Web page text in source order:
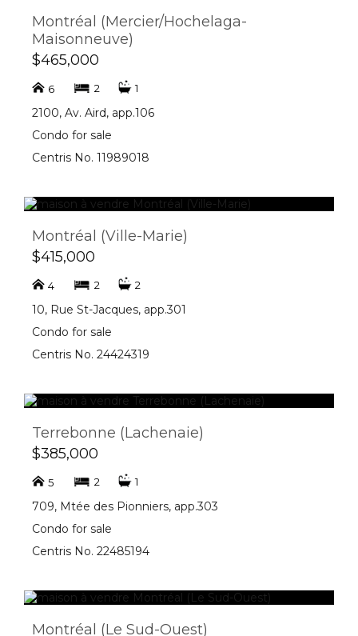
Montréal (Mercier/Hochelaga-
Maisonneuve)
$465,000
6 2 1
2100, Av. Aird, app.106
Condo for sale
Centris No. 11989018
Montréal (Ville-Marie)
$415,000
4 2 2
10, Rue St-Jacques, app.301
Condo for sale
Centris No. 24424319
Terrebonne (Lachenaie)
$385,000
5 2 1
709, Mtée des Pionniers, app.303
Condo for sale
Centris No. 22485194
Montréal (Le Sud-Ouest)